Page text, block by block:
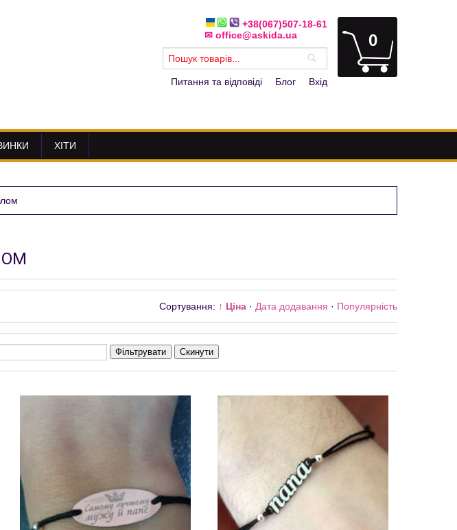
0
+38(067)507-18-61
✉ office@askida.ua
Питання та відповіді Блог Вхід
ХІТИ
Сортування: ↑ Ціна· Дата додавання · Популярність
Фільтрувати Скинути